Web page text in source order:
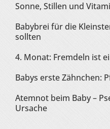
Sonne, Stillen und
Babybrei für die
sollten
4. Monat: Fremdeln ist
Babys erste Zähnchen:
Atemnot beim Baby –
Ursache